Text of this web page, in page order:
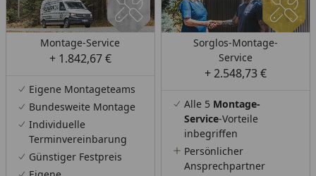
Montage-Service
+ 1.842,67 €
Eigene Montageteams
Bundesweite Montage
Individuelle
Terminvereinbarung
Günstiger Festpreis
Sorglos-Montage-
Service
+ 2.548,73 €
Alle 5 Montage-
Service-Vorteile
inbegriffen
Persönlicher
Ansprechpartner